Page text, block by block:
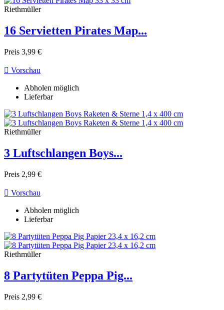
Riethmüller
16 Servietten Pirates Map...
Preis 3,99 €
 Vorschau
Abholen möglich
Lieferbar
Riethmüller
3 Luftschlangen Boys...
Preis 2,99 €
 Vorschau
Abholen möglich
Lieferbar
Riethmüller
8 Partytüten Peppa Pig...
Preis 2,99 €